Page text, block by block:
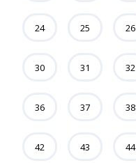
24 25 26
30 31 32
36 37 38
42 43 44